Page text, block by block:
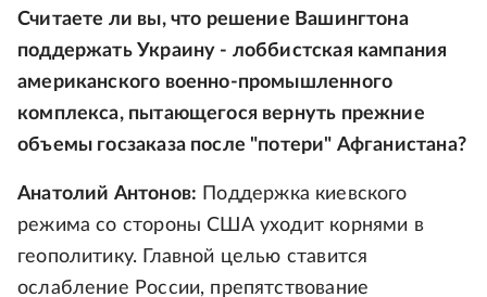
Считаете ли вы, что решение Вашингтона
поддержать Украину - лоббистская кампания
американского военно-промышленного
комплекса, пытающегося вернуть прежние
объемы госзаказа после "потери" Афганистана?
Анатолий Антонов: Поддержка киевского
режима со стороны США уходит корнями в
геополитику. Главной целью ставится
ослабление России, препятствование